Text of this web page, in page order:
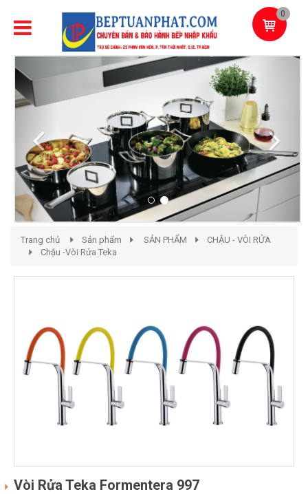
0
Previous
Trang chủ Sản phẩm SẢN PHẨM
CHẬU - VÒI RỬA
Chậu -Vòi Rửa Teka
Vòi Rửa Teka Formentera 997